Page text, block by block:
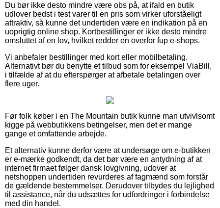
Du bør ikke desto mindre være obs på, at ifald en butik
udlover bedst i test varer til en pris som virker uforståeligt
attraktiv, så kunne det undertiden være en indikation på en
uoprigtig online shop. Kortbestillinger er ikke desto mindre
omsluttet af en lov, hvilket redder en overfor fup e-shops.
Vi anbefaler bestillinger med kort eller mobilbetaling.
Alternativt bør du benytte et tilbud som for eksempel ViaBill,
i tilfælde af at du efterspørger at afbetale betalingen over
flere uger.
Før folk køber i en The Mountain butik kunne man utvivlsomt
kigge på webbutikkens betingelser, men det er mange
gange et omfattende arbejde.
Et alternativ kunne derfor være at undersøge om e-butikken
er e-mærke godkendt, da det bør være en antydning af at
internet firmaet følger dansk lovgivning, udover at
netshoppen undertiden revurderes af fagmænd som forstår
de gældende bestemmelser. Derudover tilbydes du lejlighed
til assistance, når du udsættes for udfordringer i forbindelse
med din handel.